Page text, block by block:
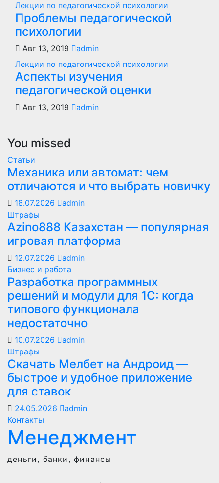
Лекции по педагогической психологии
Проблемы педагогической
психологии
Авг 13, 2019
admin
Лекции по педагогической психологии
Аспекты изучения
педагогической оценки
Авг 13, 2019 admin
You missed
Статьи
Механика или автомат: чем
отличаются и что выбрать новичку
18.07.2026
admin
Штрафы
Azino888 Казахстан — популярная
игровая платформа
12.07.2026
admin
Бизнес и работа
Разработка программных
решений и модули для 1С: когда
типового функционала
недостаточно
10.07.2026
admin
Штрафы
Скачать Мелбет на Андроид —
быстрое и удобное приложение
для ставок
24.05.2026
admin
Контакты
Менеджмент
деньги, банки, финансы